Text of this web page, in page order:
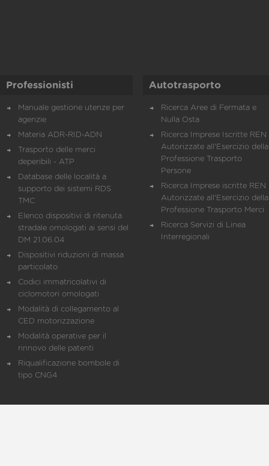
Professionisti
Manuale gestione utenze per
agenzie
Materia ADR-RID-ADN
Trasporto delle merci
deperibili - ATP
Database delle località a
supporto dei sistemi RDS
TMC
Elenco dispositivi di ritenuta
stradale omologati ai sensi del
DM 21.06.04
Dispositivi riduzioni di massa
particolato
Codici immatricolativi di
ciclomotori omologati
Modalità di collegamento al
CED motorizzazione
Modalità operative per il
rinnovo delle patenti
Riqualificazione bombole di
tipo CNG4
Autotrasporto
Ricerca Aree di Fermata e
Nulla Osta
Ricerca Imprese Iscritte REN
Autorizzate all'Esercizio della
Professione Trasporto
Persone
Ricerca Imprese iscritte REN
Autorizzate all'Esercizio della
Professione Trasporto Merci
Ricerca Servizi di Linea
Interregionali